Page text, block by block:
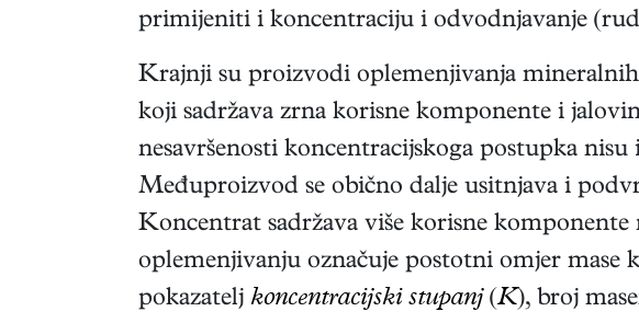
primijeniti i koncentraciju i odvodnjavanje
Krajnji su proizvodi oplemenjivanja
koji sadržava zrna korisne komponente i
nesavršenosti koncentracijskoga postupka
Međuproizvod se obično dalje usitnjava i
Koncentrat sadržava više korisne
oplemenjivanju označuje postotni omjer
pokazatelj koncentracijski stupanj(K), broj